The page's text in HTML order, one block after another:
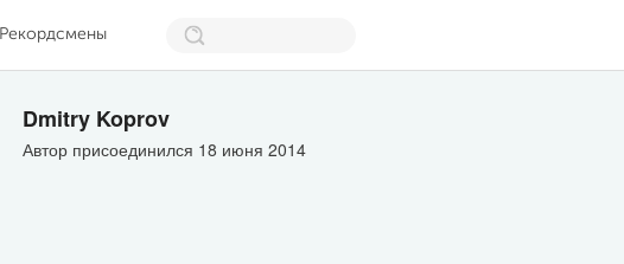
Рекордсмены
Dmitry Koprov
Автор присоединился 18 июня 2014